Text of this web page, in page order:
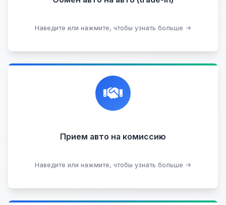
Наведите или нажмите, чтобы узнать больше →
Подобрать авто
Прием авто на комиссию
Наведите или нажмите, чтобы узнать больше →
Честная и профессиональная экспертиза, реклама,
переговоры с клиентами, подготовка документов,
сопровождение сделки.
Прием битых авто
Оставить на комиссии